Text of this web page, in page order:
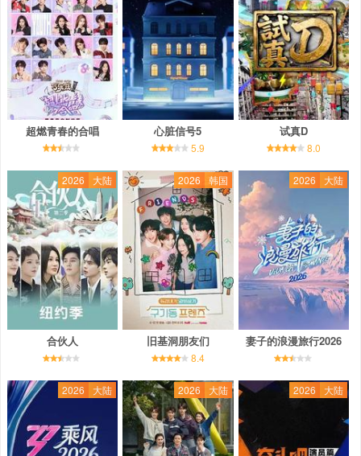
超燃青春的合唱 心脏信号5
5.9
试真D
8.0
2026 大陆
合伙人
2026 韩国
旧基洞朋友们
8.4
2026 大陆
妻子的浪漫旅行2026
2026 大陆 2026 大陆 2026 大陆